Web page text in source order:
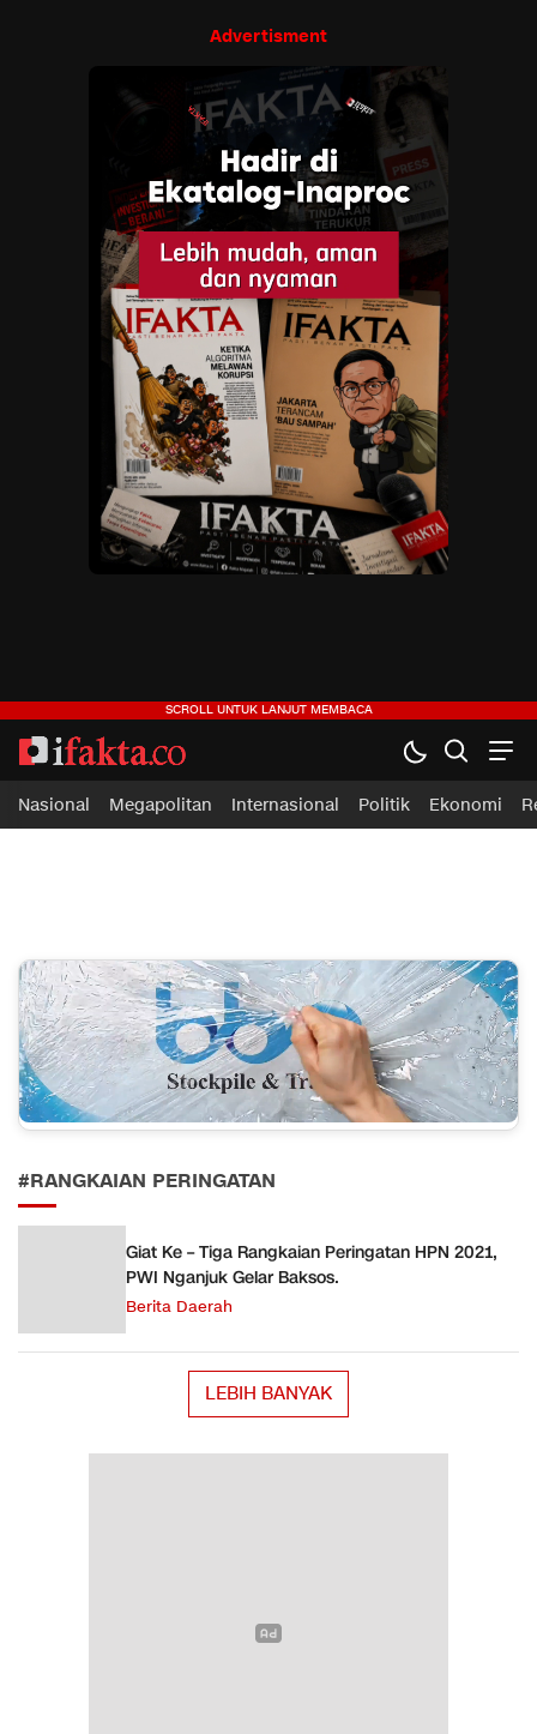
Advertisment
ifakta.co
#pastibenar
Nasional Megapolitan Internasional Politik Ekonomi
#RANGKAIAN PERINGATAN
Giat Ke – Tiga Rangkaian Peringatan HPN 2021,
PWI Nganjuk Gelar Baksos.
Berita Daerah
LEBIH BANYAK